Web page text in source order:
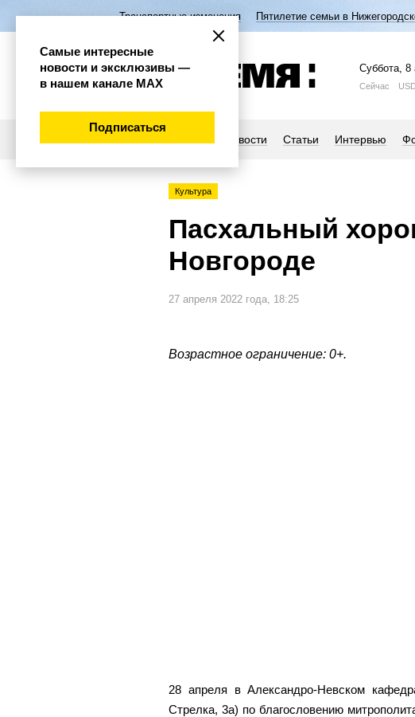
Транспортные изменения Пятилетие семьи в
Суббота, 8
Сейчас
Новости Статьи Интервью
Культура
Пасхальный
Новгороде
27 апреля 2022 года, 18:25
Возрастное ограничение: 0+.
28 апреля в Александро-Невском
Стрелка, 3а) по благословению
Самые интересные
новости и эксклюзивы —
в нашем канале МАХ
Подписаться